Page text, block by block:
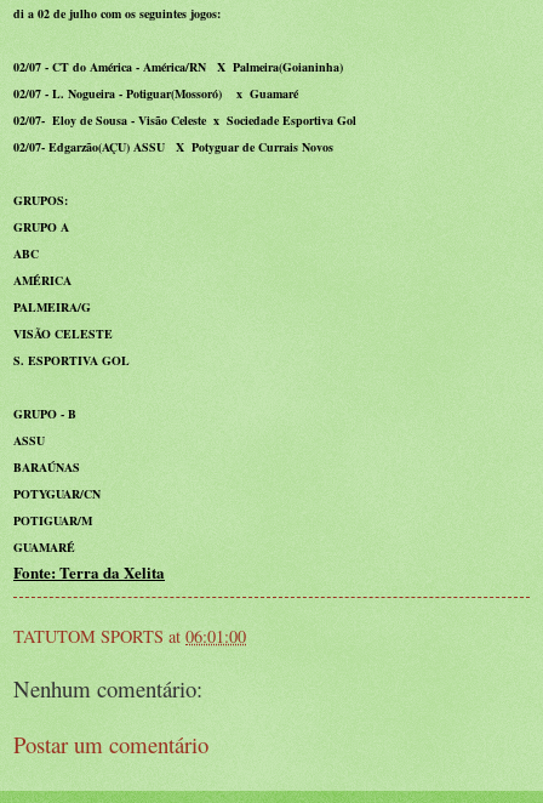
di a 02 de julho com os seguintes jogos:
02/07 - CT do América - América/RN X Palmeira(Goianinha)
02/07 - L. Nogueira - Potiguar(Mossoró) x Guamaré
02/07- Eloy de Sousa - Visão Celeste x Sociedade Esportiva Gol
02/07- Edgarzão(AÇU) ASSU X Potyguar de Currais Novos
GRUPOS:
GRUPO A
ABC
AMÉRICA
PALMEIRA/G
VISÃO CELESTE
S. ESPORTIVA GOL
GRUPO - B
ASSU
BARAÚNAS
POTYGUAR/CN
POTIGUAR/M
GUAMARÉ
Fonte: Terra da Xelita
TATUTOM SPORTS at 06:01:00
Nenhum comentário:
Postar um comentário